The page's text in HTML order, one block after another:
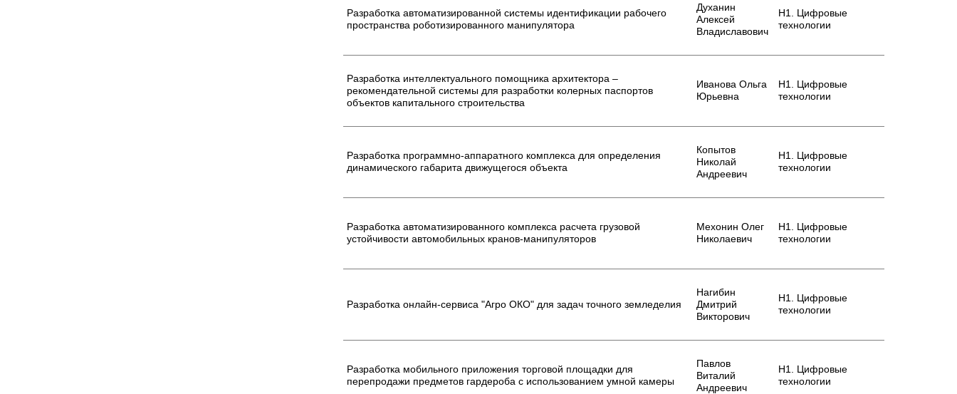
Разработка автоматизированной системы идентификации рабочего
пространства роботизированного манипулятора
Духанин
Алексей
Владиславович
Н1. Цифровые
технологии
Разработка интеллектуального помощника архитектора –
рекомендательной системы для разработки колерных паспортов
объектов капитального строительства
Иванова Ольга
Юрьевна
Н1. Цифровые
технологии
Разработка программно-аппаратного комплекса для определения
динамического габарита движущегося объекта
Копытов
Николай
Андреевич
Н1. Цифровые
технологии
Разработка автоматизированного комплекса расчета грузовой
устойчивости автомобильных кранов-манипуляторов
Мехонин Олег
Николаевич
Н1. Цифровые
технологии
Разработка онлайн-сервиса "Агро ОКО" для задач точного земледелия
Нагибин
Дмитрий
Викторович
Н1. Цифровые
технологии
Разработка мобильного приложения торговой площадки для
перепродажи предметов гардероба с использованием умной камеры
Павлов
Виталий
Андреевич
Н1. Цифровые
технологии